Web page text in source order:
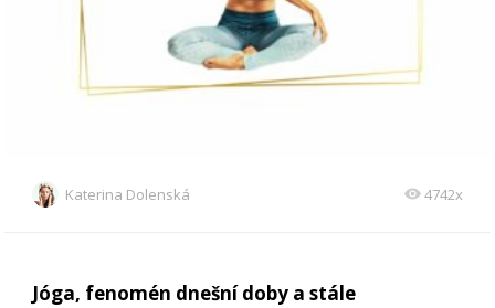
Katerina Dolenská 4742x
Jóga, fenomén dnešní doby a stále